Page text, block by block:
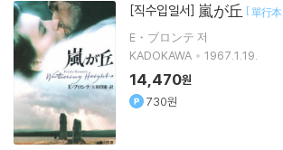
[직수입일서] 嵐が丘 [單行本
E・ブロンテ 저
KADOKAWA
1967.1.19.
14,470원
730원